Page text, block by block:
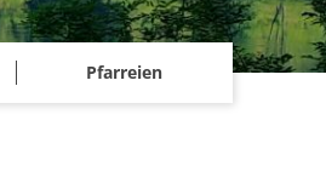
Pfarreien